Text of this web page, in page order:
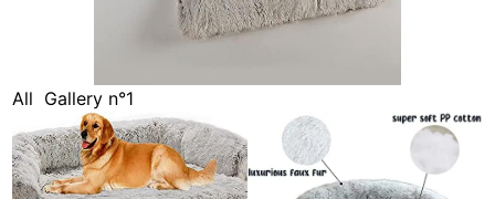
All Gallery n°1